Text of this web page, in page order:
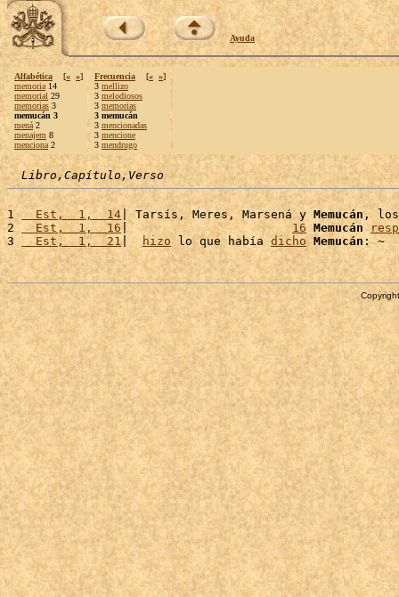
Ayuda
Alfabética [« »]
memoria 14
memorial 29
memorias 3
memucán 3
mená 2
menajem 8
menciona 2
Frecuencia [« »]
3 mellizo
3 melodiosos
3 memorias
3 memucán
3 mencionadas
3 mencione
3 mendrugo
Libro,Capítulo,Verso
1
  Est,  1,  14
| Tarsís, Meres, Marsená y Memucán ,
2
  Est,  1,  16
| 16 Memucán
3
  Est,  1,  21
| hizo lo que había dicho Memucán